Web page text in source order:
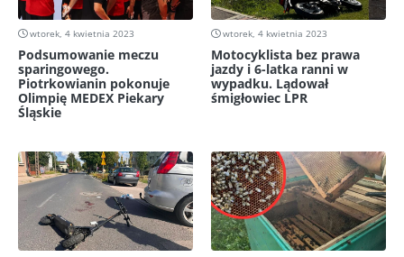
wtorek, 4 kwietnia 2023
Podsumowanie meczu
sparingowego.
Piotrkowianin pokonuje
Olimpię MEDEX Piekary
Śląskie
wtorek, 4 kwietnia 2023
Motocyklista bez prawa
jazdy i 6-latka ranni w
wypadku. Lądował
śmigłowiec LPR